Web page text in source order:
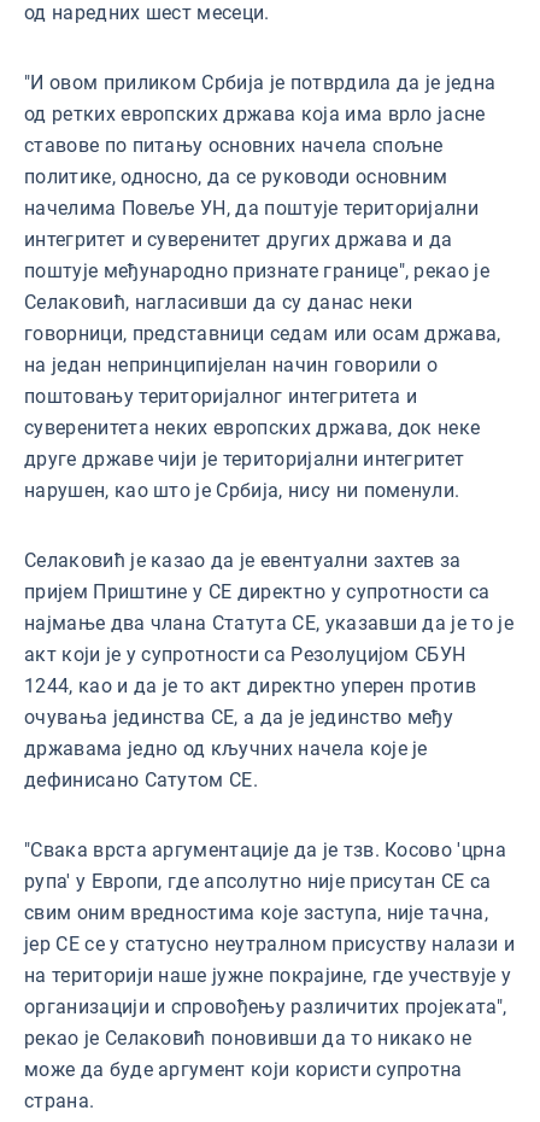
од наредних шест месеци.
"И овом приликом Србија је потврдила да је једна
од ретких европских држава која има врло јасне
ставове по питању основних начела спољне
политике, односно, да се руководи основним
начелима Повеље УН, да поштује територијални
интегритет и суверенитет других држава и да
поштује међународно признате границе", рекао је
Селаковић, нагласивши да су данас неки
говорници, представници седам или осам држава,
на један непринципијелан начин говорили о
поштовању територијалног интегритета и
суверенитета неких европских држава, док неке
друге државе чији је територијални интегритет
нарушен, као што је Србија, нису ни поменули.
Селаковић је казао да је евентуални захтев за
пријем Приштине у СЕ директно у супротности са
најмање два члана Статута СЕ, указавши да је то је
акт који је у супротности са Резолуцијом СБУН
1244, као и да је то акт директно уперен против
очувања јединства СЕ, а да је јединство међу
државама једно од кључних начела које је
дефинисано Сатутом СЕ.
"Свака врста аргументације да је тзв. Косово 'црна
рупа' у Европи, где апсолутно није присутан СЕ са
свим оним вредностима које заступа, није тачна,
јер СЕ се у статусно неутралном присуству налази и
на територији наше јужне покрајине, где учествује у
организацији и спровођењу различитих пројеката",
рекао је Селаковић поновивши да то никако не
може да буде аргумент који користи супротна
страна.